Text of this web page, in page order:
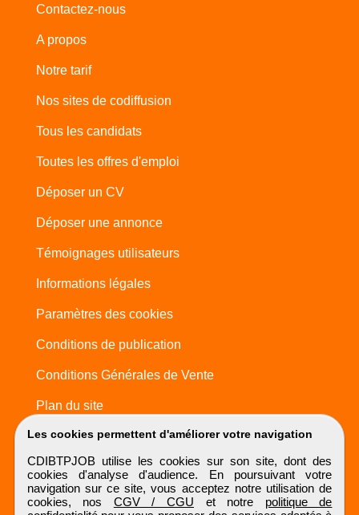
Les cookies permettent d'améliorer votre navigation
CDIBTPJOB utilise les cookies sur son site, dont des
cookies d'analyse d'audience. En poursuivant votre
navigation sur ce site, vous acceptez notre utilisation de
cookies, nos CGV / CGU et notre politique de
Contactez-nous
A propos
Notre tarif
Nos sites de codiffusion
Tous les candidats
Toutes les offres d'emploi
Déposer un CV
Déposer une annonce
Témoignages utilisateurs
Informations légales
Paramètres des cookies
Conditions de publication
Conditions Générales de Vente
Plan du site